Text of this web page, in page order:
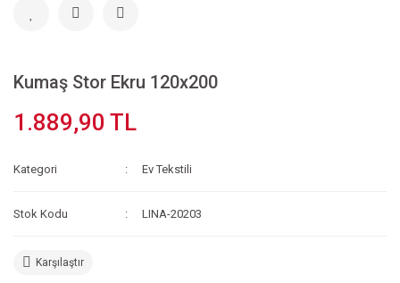
Kumaş Stor Ekru 120x200
1.889,90 TL
Kategori Ev Tekstili
Stok Kodu LINA-20203
Karşılaştır